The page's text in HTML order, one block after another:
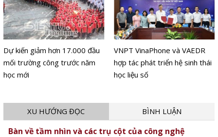
Dự kiến giảm hơn 17.000 đầu
mối trường công trước năm
học mới
VNPT VinaPhone và VAEDR
hợp tác phát triển hệ sinh thái
học liệu số
XU HƯỚNG ĐỌC BÌNH LUẬN
Bàn về tầm nhìn và các trụ cột của công nghệ